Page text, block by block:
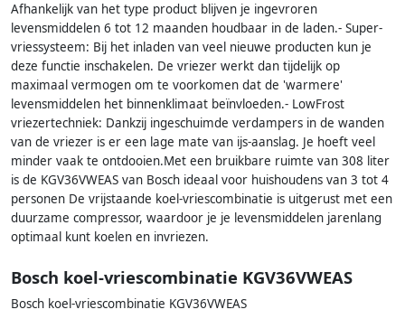
Afhankelijk van het type product blijven je ingevroren
levensmiddelen 6 tot 12 maanden houdbaar in de laden.- Super-
vriessysteem: Bij het inladen van veel nieuwe producten kun je
deze functie inschakelen. De vriezer werkt dan tijdelijk op
maximaal vermogen om te voorkomen dat de 'warmere'
levensmiddelen het binnenklimaat beïnvloeden.- LowFrost
vriezertechniek: Dankzij ingeschuimde verdampers in de wanden
van de vriezer is er een lage mate van ijs-aanslag. Je hoeft veel
minder vaak te ontdooien.Met een bruikbare ruimte van 308 liter
is de KGV36VWEAS van Bosch ideaal voor huishoudens van 3 tot 4
personen De vrijstaande koel-vriescombinatie is uitgerust met een
duurzame compressor, waardoor je je levensmiddelen jarenlang
optimaal kunt koelen en invriezen.
Bosch koel-vriescombinatie KGV36VWEAS
Bosch koel-vriescombinatie KGV36VWEAS